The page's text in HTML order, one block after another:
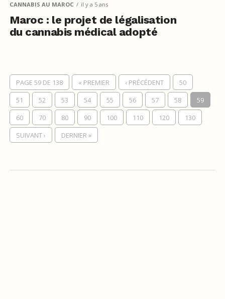
CANNABIS AU MAROC il y a 5 ans
Maroc : le projet de légalisation
du cannabis médical adopté
PAGE 59 DE 138 « PREMIER ‹ PRÉCÉDENT
50
51
52 53 54 55 56 57 58
59
60
70 80 90 100 110 120
130
SUIVANT ›
DERNIER »